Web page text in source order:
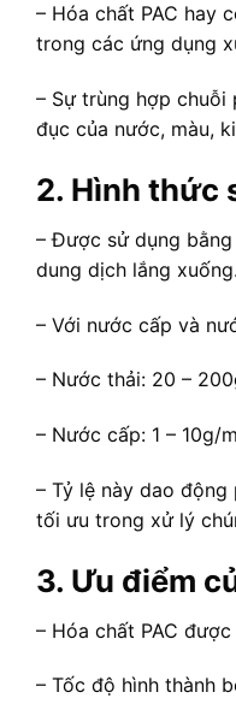
– Hóa chất PAC hay
trong các ứng dụng
– Sự trùng hợp
đục của nước, màu,
2. Hình thức
– Được sử dụng
dung dịch lắng
– Với nước cấp và
– Nước thải: 20 –
– Nước cấp: 1 – 10g/
– Tỷ lệ này dao
tối ưu trong xử lý
3. Ưu điểm
– Hóa chất PAC
– Tốc độ hình thành